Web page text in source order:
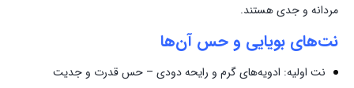
مردانه و جدی هستند.
نت‌های بویایی و حس آن‌ها
نت اولیه: ادویه‌های گرم و رایحه دودی – حس قدرت و جدیت